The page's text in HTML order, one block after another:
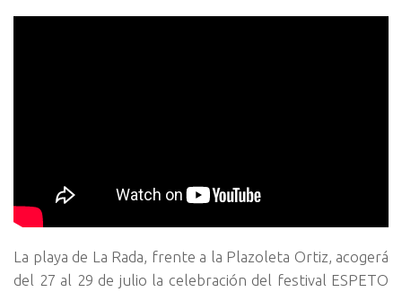
La playa de La Rada, frente a la Plazoleta Ortiz, acogerá
del 27 al 29 de julio la celebración del festival ESPETO